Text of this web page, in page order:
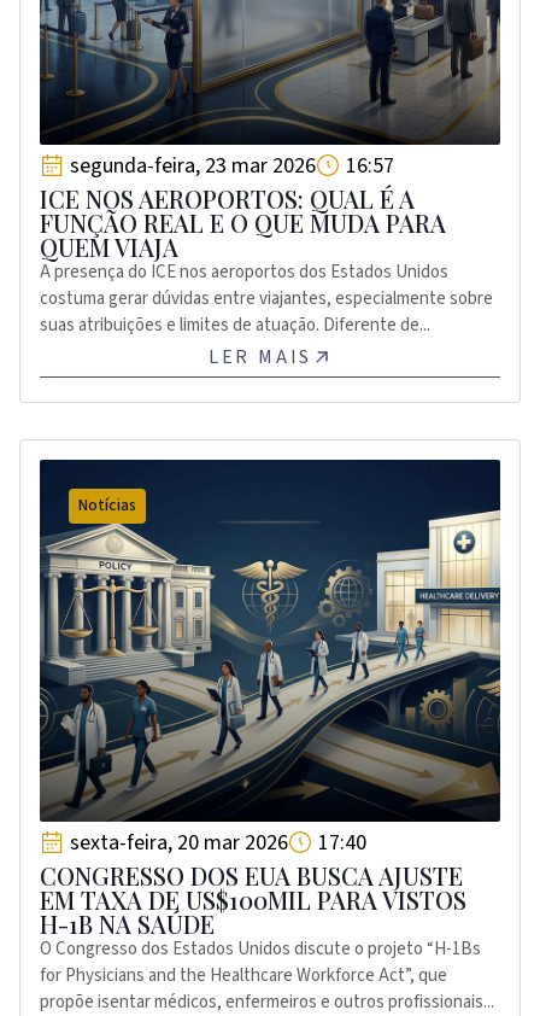
segunda-feira, 23 mar 2026 16:57
ICE NOS AEROPORTOS: QUAL É A
FUNÇÃO REAL E O QUE MUDA PARA
QUEM VIAJA
A presença do ICE nos aeroportos dos Estados Unidos
costuma gerar dúvidas entre viajantes, especialmente sobre
suas atribuições e limites de atuação. Diferente de...
LER MAIS
Notícias
sexta-feira, 20 mar 2026 17:40
CONGRESSO DOS EUA BUSCA AJUSTE
EM TAXA DE US$100MIL PARA VISTOS
H-1B NA SAÚDE
O Congresso dos Estados Unidos discute o projeto “H-1Bs
for Physicians and the Healthcare Workforce Act”, que
propõe isentar médicos, enfermeiros e outros profissionais...